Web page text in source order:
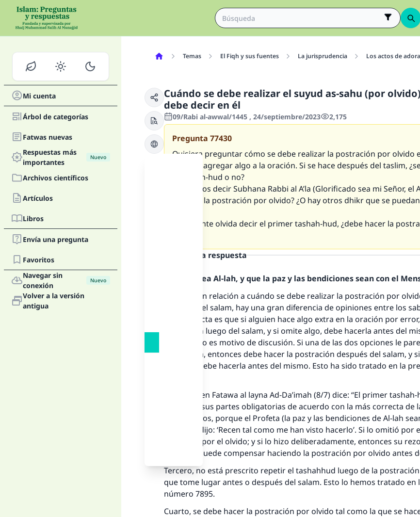
Mi cuenta
Árbol de categorías
Fatwas nuevas
Respuestas más
importantes
Nuevo
Archivos científicos
Artículos
Libros
Envía una pregunta
Favoritos
Navegar sin
conexión
Nuevo
Volver a la versión
antigua
Temas El Fiqh y sus fuentes La jurisprudencia Los actos de
Cuándo se debe realizar el suyud as-sahu (por
debe decir en él
09/Rabi al-awwal/1445 , 24/septiembre/2023 2,175
Pregunta 77430
Quisiera preguntar cómo se debe realizar la postración por olvido
omitir o agregar algo a la oración. Si se hace después del taslim,
tashah-hud o no?
¿Debemos decirSubhana Rabbi al A’la (Glorificado sea mi Señor, el
durante la postración por olvido? ¿O hay otros dhikrque se
Si el orante olvida decir el primertashah-hud, ¿debe hacer la
Texto de la respuesta
Alabado sea Al-lah, y que la paz y las bendiciones sean con el
Primero, en relación a cuándo se debe realizar la postración por
después del salam, hay una gran diferencia de opiniones entre los
más correcta es que si alguien hace algo extra en la oración por
postración luego del salam, y si omite algo, debe hacerla antes del
seguro, eso es motivo de discusión. Si una de las dos opciones le
que la otra, entonces debe hacer la postración después del salam, y
ninguna, debe hacerla antes del mismo. Esto ha sido tratado en la
Segundo, en Fatawa al layna Ad-Da’imah (8/7) dice: “El primertashah-
es una de sus partes obligatorias de acuerdo con la más correcta de
de los sabios, porque el Profeta (la paz y las bendiciones de Al-lah
hacerlo y dijo: ‘Recen tal como me han visto hacerlo’. Si lo omitió por
postrarse por el olvido; y si lo hizo deliberadamente, entonces su
olvido se puede compensar haciendo la postración por olvido antes
Tercero, no está prescrito repetir el tashahhud luego de la
que tome lugar antes o después del salam. Esto lo hemos tratado en
número 7895.
Cuarto, se debe hacer la postración por olvido tal como la que se